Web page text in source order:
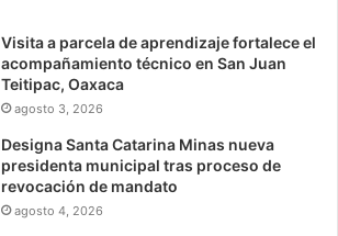
Visita a parcela de aprendizaje fortalece el
acompañamiento técnico en San Juan
Teitipac, Oaxaca
agosto 3, 2026
Designa Santa Catarina Minas nueva
presidenta municipal tras proceso de
revocación de mandato
agosto 4, 2026